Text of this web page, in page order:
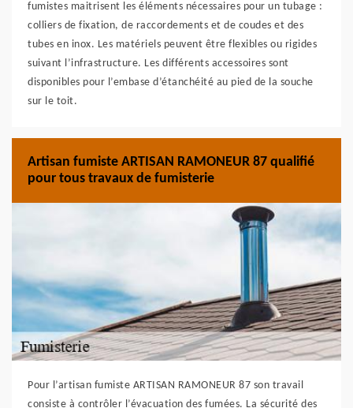
fumistes maitrisent les éléments nécessaires pour un tubage :
colliers de fixation, de raccordements et de coudes et des
tubes en inox. Les matériels peuvent être flexibles ou rigides
suivant l’infrastructure. Les différents accessoires sont
disponibles pour l’embase d’étanchéité au pied de la souche
sur le toit.
Artisan fumiste ARTISAN RAMONEUR 87 qualifié
pour tous travaux de fumisterie
Pour l’artisan fumiste ARTISAN RAMONEUR 87 son travail
consiste à contrôler l’évacuation des fumées. La sécurité des